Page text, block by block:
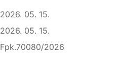
2026. 05. 15.
2026. 05. 15.
Fpk.70080/2026